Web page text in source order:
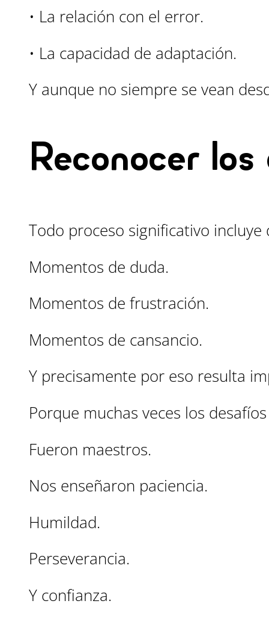
• La relación con el error.
• La capacidad de adaptación.
Y aunque no siempre se vean
Reconocer
Todo proceso significativo incluye
Momentos de duda.
Momentos de frustración.
Momentos de cansancio.
Y precisamente por eso resulta
Porque muchas veces los
Fueron maestros.
Nos enseñaron paciencia.
Humildad.
Perseverancia.
Y confianza.